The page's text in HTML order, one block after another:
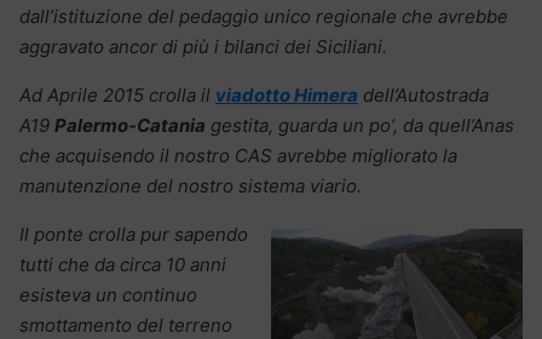
dall’istituzione del pedaggio unico regionale che avrebbe
aggravato ancor di più i bilanci dei Siciliani.
Ad Aprile 2015 crolla il viadotto Himera dell’Autostrada
A19 Palermo-Catania gestita, guarda un po’, da quell’Anas
che acquisendo il nostro CAS avrebbe migliorato la
manutenzione del nostro sistema viario.
Il ponte crolla pur sapendo
tutti che da circa 10 anni
esisteva un continuo
smottamento del terreno